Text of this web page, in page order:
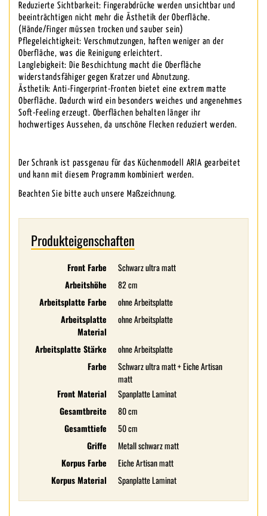
Reduzierte Sichtbarkeit: Fingerabdrücke werden unsichtbar und
beeinträchtigen nicht mehr die Ästhetik der Oberfläche.
(Hände/Finger müssen trocken und sauber sein)
Pflegeleichtigkeit: Verschmutzungen, haften weniger an der
Oberfläche, was die Reinigung erleichtert.
Langlebigkeit: Die Beschichtung macht die Oberfläche
widerstandsfähiger gegen Kratzer und Abnutzung.
Ästhetik: Anti-Fingerprint-Fronten bietet eine extrem matte
Oberfläche. Dadurch wird ein besonders weiches und angenehmes
Soft-Feeling erzeugt. Oberflächen behalten länger ihr
hochwertiges Aussehen, da unschöne Flecken reduziert werden.
Der Schrank ist passgenau für das Küchenmodell ARIA gearbeitet
und kann mit diesem Programm kombiniert werden.
Beachten Sie bitte auch unsere Maßzeichnung.
Produkteigenschaften
Front Farbe
Schwarz ultra matt
Arbeitshöhe
82 cm
Arbeitsplatte Farbe
ohne Arbeitsplatte
Arbeitsplatte
Material
ohne Arbeitsplatte
Arbeitsplatte Stärke
ohne Arbeitsplatte
Farbe
Schwarz ultra matt + Eiche Artisan
matt
Front Material
Spanplatte Laminat
Gesamtbreite
80 cm
Gesamttiefe
50 cm
Griffe
Metall schwarz matt
Korpus Farbe
Eiche Artisan matt
Korpus Material
Spanplatte Laminat